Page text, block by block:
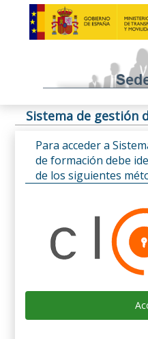
Sistema de gestión
Para acceder a
de formación debe
de los siguientes